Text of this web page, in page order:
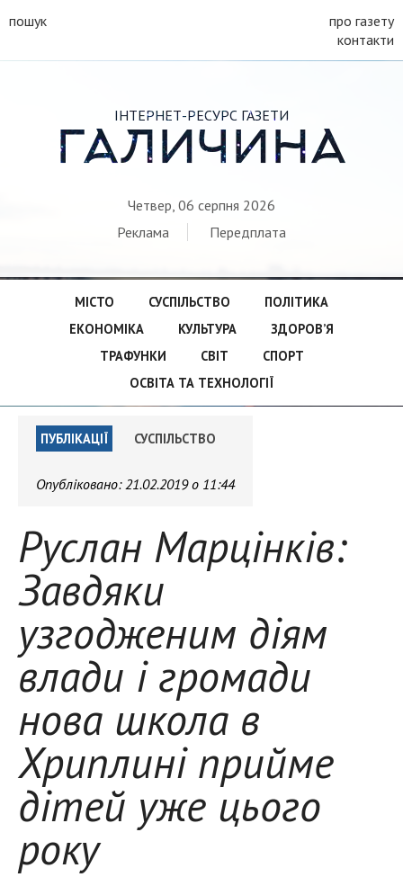
пошук
про газету
контакти
ІНТЕРНЕТ-РЕСУРС ГАЗЕТИ
ГАЛИЧИНА
Четвер, 06 серпня 2026
Реклама
Передплата
МІСТО СУСПІЛЬСТВО
ПОЛІТИКА
ЕКОНОМІКА
КУЛЬТУРА
ЗДОРОВ’Я
ТРАФУНКИ
СВІТ
СПОРТ
ОСВІТА ТА ТЕХНОЛОГІЇ
ПУБЛІКАЦІЇ СУСПІЛЬСТВО
Опубліковано:21.02.2019 о 11:44
Руслан Марцінків:
Завдяки
узгодженим діям
влади і громади
нова школа в
Хриплині прийме
дітей уже цього
року